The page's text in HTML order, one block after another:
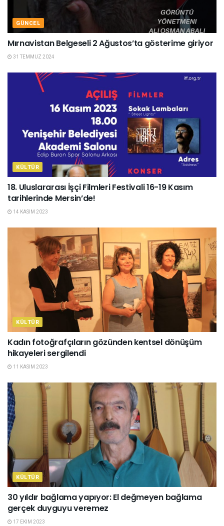
GÜNCEL
Mırnavistan Belgeseli 2 Ağustos’ta gösterime giriyor
31 TEMMUZ 2024
KÜLTÜR
18. Uluslararası İşçi Filmleri Festivali 16-19 Kasım
tarihlerinde Mersin’de!
14 KASIM 2023
KÜLTÜR
Kadın fotoğrafçıların gözünden kentsel dönüşüm
hikayeleri sergilendi
11 KASIM 2023
KÜLTÜR
30 yıldır bağlama yapıyor: El değmeyen bağlama
gerçek duyguyu veremez
17 EKIM 2023